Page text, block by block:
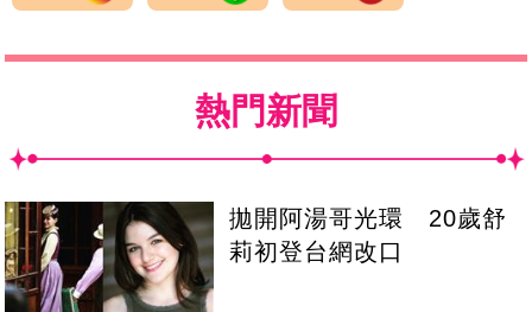
熱門新聞
拋開阿湯哥光環 20歲舒
莉初登台網改口